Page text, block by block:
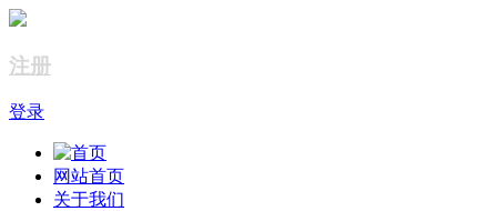
注册
登录
网站首页
关于我们